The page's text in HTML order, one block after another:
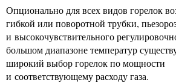
Опционально для всех видов горелок
гибкой или поворотной трубки,
и высокочувствительного
большом диапазоне температур
широкий выбор горелок по мощности
и соответствующему расходу газа.